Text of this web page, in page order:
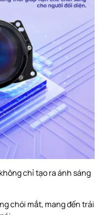
chỉ tạo ra ánh sáng
chói mắt, mang đến trải